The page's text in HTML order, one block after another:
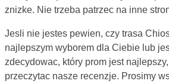
znizke. Nie trzeba patrzec na inne
Jesli nie jestes pewien, czy trasa
najlepszym wyborem dla Ciebie lub
zdecydowac, który prom jest
przeczytac nasze recenzje. Prosimy